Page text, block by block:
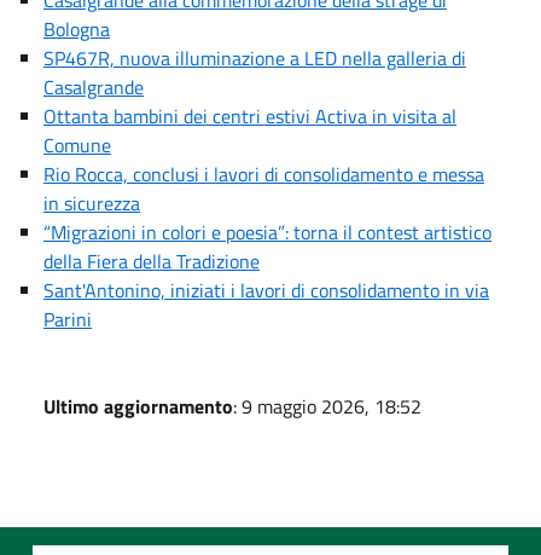
Bologna
SP467R, nuova illuminazione a LED nella galleria di
Casalgrande
Ottanta bambini dei centri estivi Activa in visita al
Comune
Rio Rocca, conclusi i lavori di consolidamento e messa
in sicurezza
“Migrazioni in colori e poesia”: torna il contest artistico
della Fiera della Tradizione
Sant'Antonino, iniziati i lavori di consolidamento in via
Parini
Ultimo aggiornamento: 9 maggio 2026, 18:52